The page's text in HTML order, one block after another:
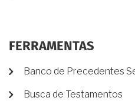
FERRAMENTAS
Banco de Precedentes
Busca de Testamentos